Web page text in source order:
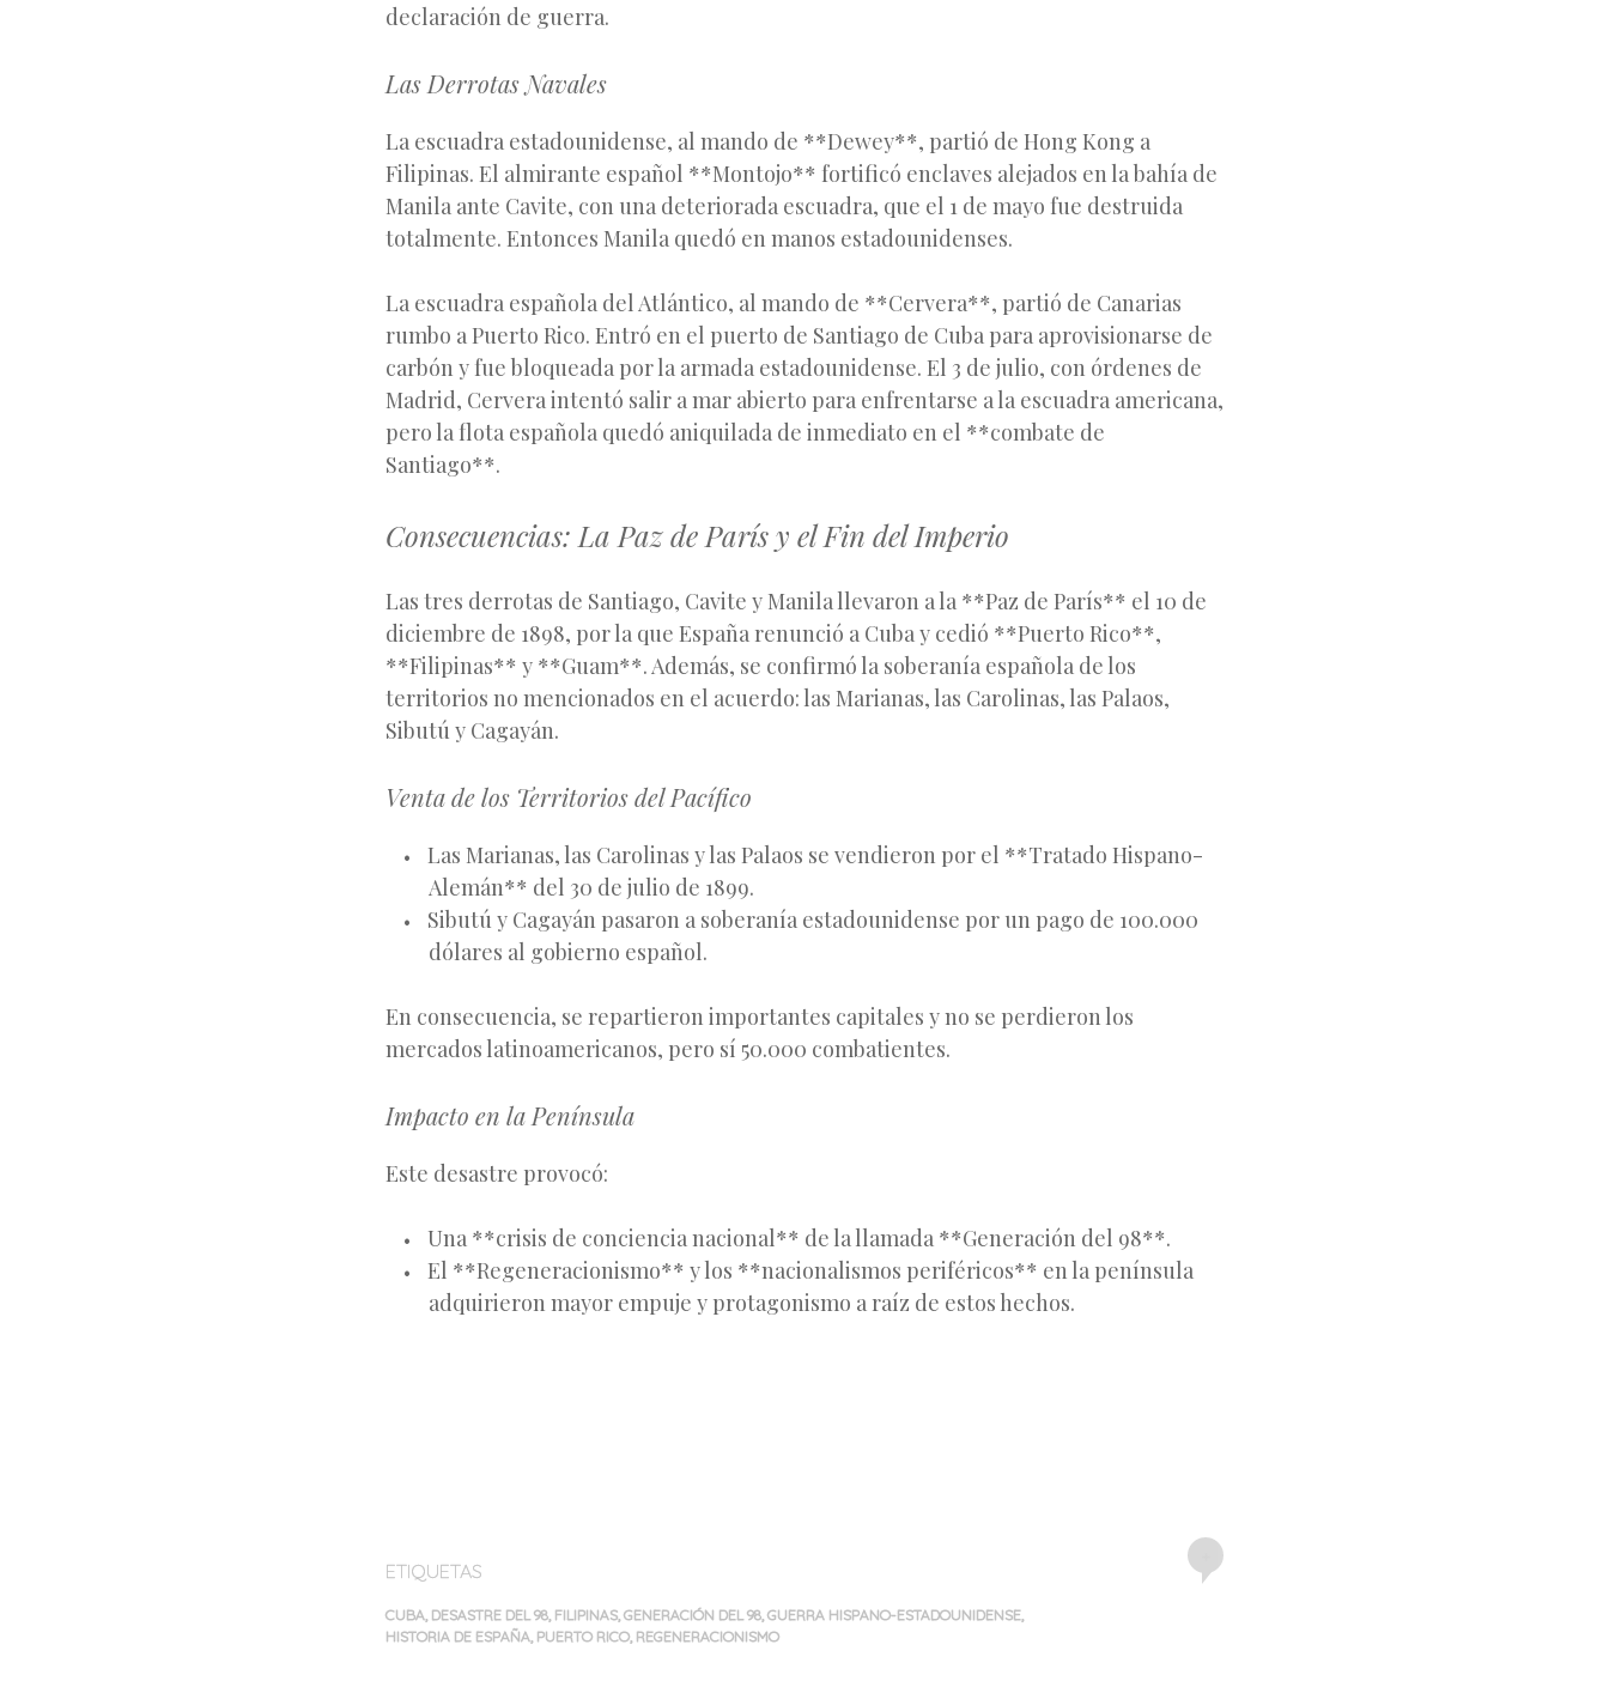
declaración de guerra.
Las Derrotas Navales
La escuadra estadounidense, al mando de **Dewey**, partió de Hong Kong a
Filipinas. El almirante español **Montojo** fortificó enclaves alejados en la bahía de
Manila ante Cavite, con una deteriorada escuadra, que el 1 de mayo fue destruida
totalmente. Entonces Manila quedó en manos estadounidenses.
La escuadra española del Atlántico, al mando de **Cervera**, partió de Canarias
rumbo a Puerto Rico. Entró en el puerto de Santiago de Cuba para aprovisionarse de
carbón y fue bloqueada por la armada estadounidense. El 3 de julio, con órdenes de
Madrid, Cervera intentó salir a mar abierto para enfrentarse a la escuadra americana,
pero la flota española quedó aniquilada de inmediato en el **combate de
Santiago**.
Consecuencias: La Paz de París y el Fin del Imperio
Las tres derrotas de Santiago, Cavite y Manila llevaron a la **Paz de París** el 10 de
diciembre de 1898, por la que España renunció a Cuba y cedió **Puerto Rico**,
**Filipinas** y **Guam**. Además, se confirmó la soberanía española de los
territorios no mencionados en el acuerdo: las Marianas, las Carolinas, las Palaos,
Sibutú y Cagayán.
Venta de los Territorios del Pacífico
Las Marianas, las Carolinas y las Palaos se vendieron por el **Tratado Hispano-
Alemán** del 30 de julio de 1899.
Sibutú y Cagayán pasaron a soberanía estadounidense por un pago de 100.000
dólares al gobierno español.
En consecuencia, se repartieron importantes capitales y no se perdieron los
mercados latinoamericanos, pero sí 50.000 combatientes.
Impacto en la Península
Este desastre provocó:
Una **crisis de conciencia nacional** de la llamada **Generación del 98**.
El **Regeneracionismo** y los **nacionalismos periféricos** en la península
adquirieron mayor empuje y protagonismo a raíz de estos hechos.
ETIQUETAS
CUBA, DESASTRE DEL 98, FILIPINAS, GENERACIÓN DEL 98, GUERRA HISPANO-ESTADOUNIDENSE,
HISTORIA DE ESPAÑA, PUERTO RICO, REGENERACIONISMO